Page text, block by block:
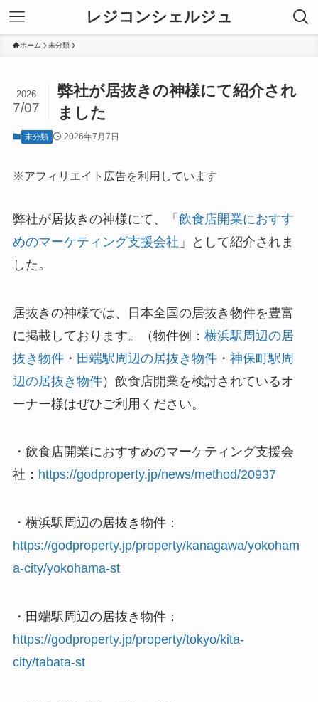
レジコンシェルジュ
ホーム 未分類
弊社が居抜きの神様にて紹介され
ました
2026
7/07
未分類 2026年7月7日
※アフィリエイト広告を利用しています
弊社が居抜きの神様にて、「 飲食店開業におすす
めのマーケティング支援会社 」として紹介されま
した。
居抜きの神様では、日本全国の居抜き物件を豊富
に掲載しております。（物件例： 横浜駅周辺の居
抜き物件・ 田端駅周辺の居抜き物件・ 神保町駅周
辺の居抜き物件）飲食店開業を検討されているオ
ーナー様はぜひご利用ください。
・飲食店開業におすすめのマーケティング支援会
社： https://godproperty.jp/news/method/20937
・横浜駅周辺の居抜き物件：
https://godproperty.jp/property/kanagawa/yokoham
a-city/yokohama-st
・田端駅周辺の居抜き物件：
https://godproperty.jp/property/tokyo/kita-
city/tabata-st